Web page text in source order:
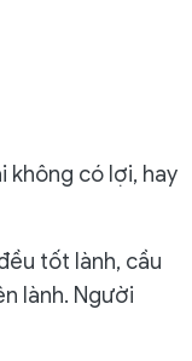
không có lợi, hay
tốt lành, cầu
lành. Người